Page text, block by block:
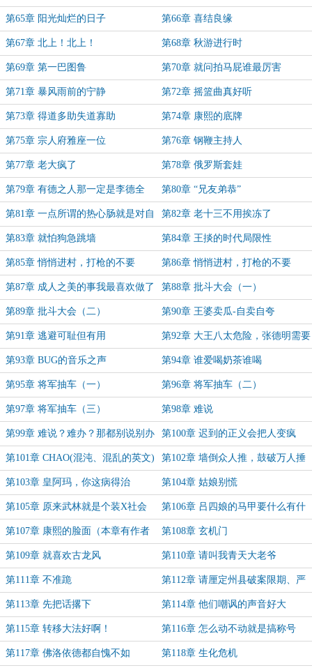
第65章 阳光灿烂的日子 第66章 喜结良缘
第67章 北上！北上！ 第68章 秋游进行时
第69章 第一巴图鲁 第70章 就问拍马屁谁最厉害
第71章 暴风雨前的宁静 第72章 摇篮曲真好听
第73章 得道多助失道寡助 第74章 康熙的底牌
第75章 宗人府雅座一位 第76章 钢鞭主持人
第77章 老大疯了 第78章 俄罗斯套娃
第79章 有德之人那一定是李德全 第80章 “兄友弟恭”
第81章 一点所谓的热心肠就是对自
己的残忍
第82章 老十三不用挨冻了
第83章 就怕狗急跳墙 第84章 王掞的时代局限性
第85章 悄悄进村，打枪的不要
（一）
第86章 悄悄进村，打枪的不要
（二）
第87章 成人之美的事我最喜欢做了 第88章 批斗大会（一）
第89章 批斗大会（二） 第90章 王婆卖瓜-自卖自夸
第91章 逃避可耻但有用 第92章 大王八太危险，张德明需要
保护性关押
第93章 BUG的音乐之声 第94章 谁爱喝奶茶谁喝
第95章 将军抽车（一） 第96章 将军抽车（二）
第97章 将军抽车（三） 第98章 难说
第99章 难说？难办？那都别说别办
了！
第100章 迟到的正义会把人变疯
第101章 CHAO(混沌、混乱的英文) 第102章 墙倒众人推，鼓破万人捶
第103章 皇阿玛，你这病得治 第104章 姑娘别慌
第105章 原来武林就是个装X社会
（感谢月票大佬和推荐票大佬）
第106章 吕四娘的马甲要什么有什
么（感谢月票大佬和推荐票大佬）
第107章 康熙的脸面（本章有作者
大白话，请大家一定要看！谢谢！）
第108章 玄机门
第109章 就喜欢古龙风 第110章 请叫我青天大老爷
第111章 不准跪 第112章 请厘定州县破案限期、严
禁刑讯枉法、颁行刑部办案条规疏
第113章 先把话撂下 第114章 他们嘲讽的声音好大
第115章 转移大法好啊！ 第116章 怎么动不动就是搞称号
第117章 佛洛依德都自愧不如 第118章 生化危机